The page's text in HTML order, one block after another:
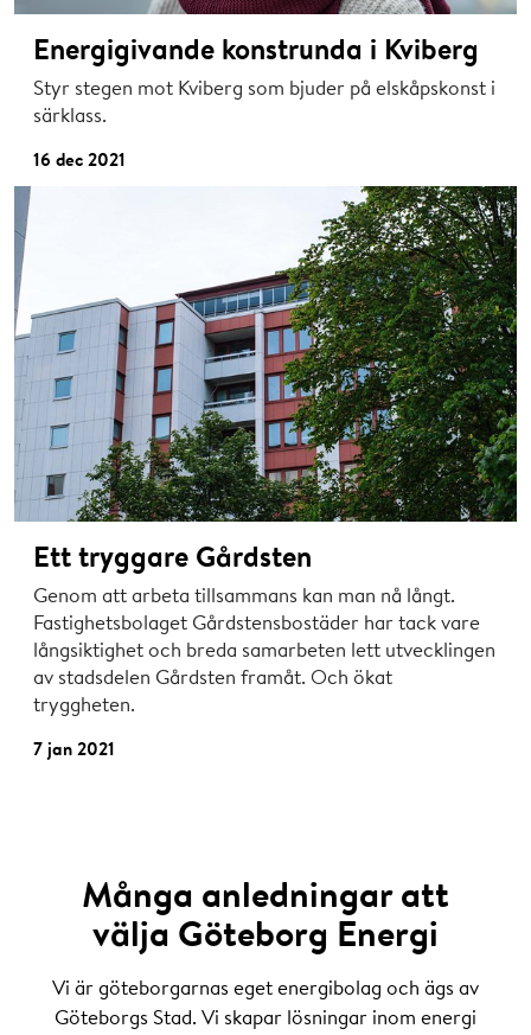
Energigivande konstrunda i Kviberg
Styr stegen mot Kviberg som bjuder på elskåpskonst i
särklass.
16 dec 2021
Ett tryggare Gårdsten
Genom att arbeta tillsammans kan man nå långt.
Fastighetsbolaget Gårdstensbostäder har tack vare
långsiktighet och breda samarbeten lett utvecklingen
av stadsdelen Gårdsten framåt. Och ökat
tryggheten.
7 jan 2021
Många anledningar att
välja Göteborg Energi
Vi är göteborgarnas eget energibolag och ägs av
Göteborgs Stad. Vi skapar lösningar inom energi